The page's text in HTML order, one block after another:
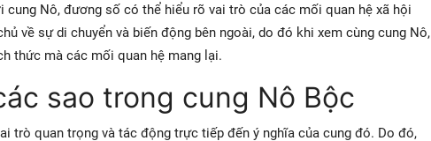
cung Nô, đương số có thể hiểu rõ vai trò của các mối quan hệ xã hội
về sự di chuyển và biến động bên ngoài, do đó khi xem cùng cung Nô,
thức mà các mối quan hệ mang lại.
sao trong cung Nô Bộc
trò quan trọng và tác động trực tiếp đến ý nghĩa của cung đó. Do đó,